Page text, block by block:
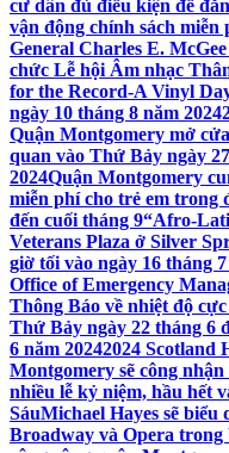
cư dân đủ điều kiện để
vận động chính sách miễn
General Charles E.
chức Lễ hội Âm nhạc
for the Record-A Vinyl
ngày 10 tháng 8 năm 2024
Quận Montgomery mở
quan vào Thứ Bảy ngày
2024Quận Montgomery
miễn phí cho trẻ em trong
đến cuối tháng 9“Afro-
Veterans Plaza ở Silver
giờ tối vào ngày 16 tháng
Office of Emergency
Thông Báo về nhiệt độ
Thứ Bảy ngày 22 tháng 6
6 năm 20242024 Scotland
Montgomery sẽ công nhận
nhiều lễ kỷ niệm, hầu hết
SáuMichael Hayes sẽ biểu
Broadway và Opera